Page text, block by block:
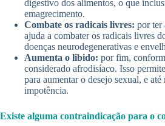
digestivo dos alimentos, o que
emagrecimento.
Combate os radicais livres: por ter
ajuda a combater os radicais livres
doenças neurodegenerativas e
Aumenta o libido: por fim,
considerado afrodisíaco. Isso
para aumentar o desejo sexual, e
impotência.
Existe alguma contraindicação para o